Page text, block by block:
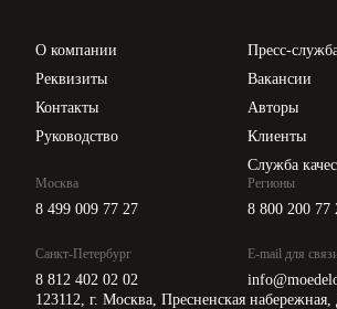
О компании
Реквизиты
Контакты
Руководство
Пресс-
Вакансии
Авторы
Клиенты
Служба
Москва
8 499 009 77 27
Санкт-Петербург
8 812 402 02 02
Регионы
8 800 200 77
E-mail для
123112, г. Москва, Пресненская